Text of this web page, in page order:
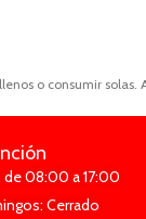
o consumir
de 08:00 a 17:00
Cerrado